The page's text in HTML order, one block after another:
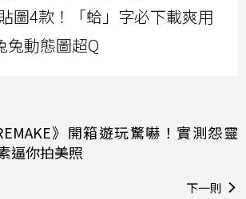
圖4款！「蛤」字必下載爽用
兔動態圖超Q
》開箱遊玩驚嚇！實測怨靈
逼你拍美照
下一則